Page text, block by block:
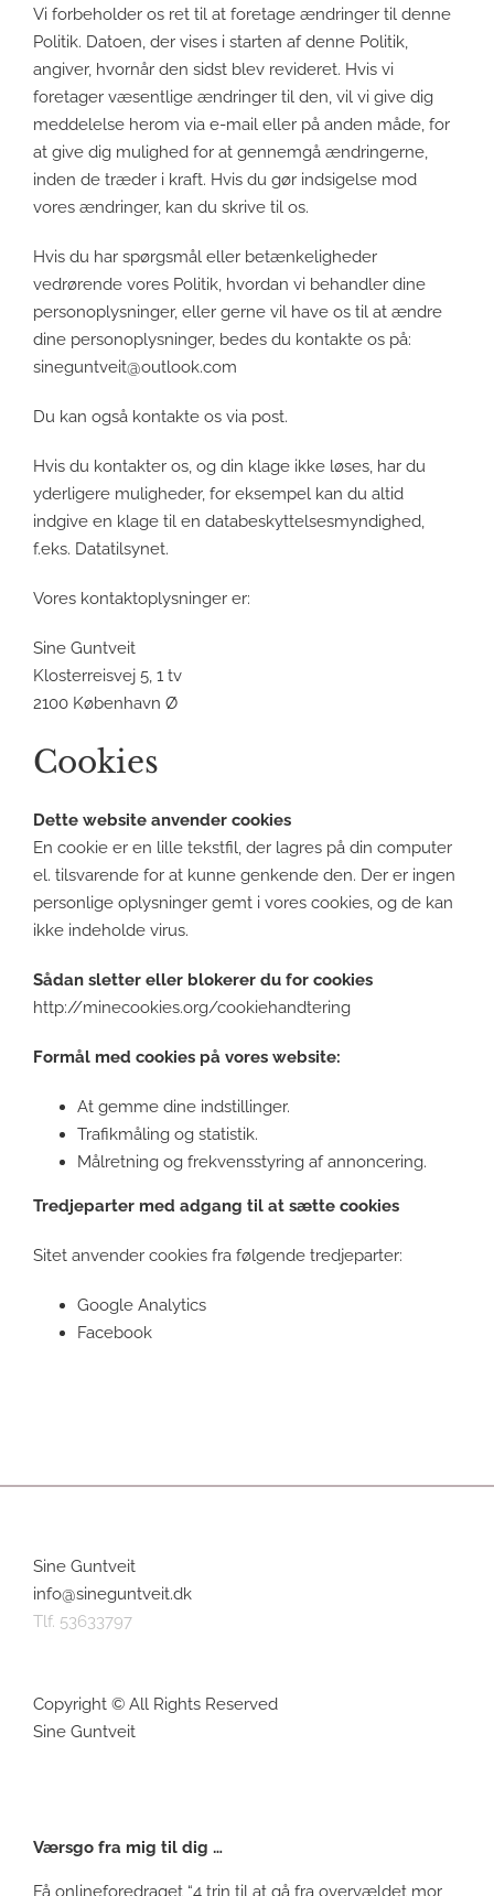
Vi forbeholder os ret til at foretage ændringer til denne
Politik. Datoen, der vises i starten af denne Politik,
angiver, hvornår den sidst blev revideret. Hvis vi
foretager væsentlige ændringer til den, vil vi give dig
meddelelse herom via e-mail eller på anden måde, for
at give dig mulighed for at gennemgå ændringerne,
inden de træder i kraft. Hvis du gør indsigelse mod
vores ændringer, kan du skrive til os.
Hvis du har spørgsmål eller betænkeligheder
vedrørende vores Politik, hvordan vi behandler dine
personoplysninger, eller gerne vil have os til at ændre
dine personoplysninger, bedes du kontakte os på:
sineguntveit@outlook.com
Du kan også kontakte os via post.
Hvis du kontakter os, og din klage ikke løses, har du
yderligere muligheder, for eksempel kan du altid
indgive en klage til en databeskyttelsesmyndighed,
f.eks. Datatilsynet.
Vores kontaktoplysninger er:
Sine Guntveit
Klosterreisvej 5, 1 tv
2100 København Ø
Cookies
Dette website anvender cookies
En cookie er en lille tekstfil, der lagres på din computer
el. tilsvarende for at kunne genkende den. Der er ingen
personlige oplysninger gemt i vores cookies, og de kan
ikke indeholde virus.
Sådan sletter eller blokerer du for cookies
http://minecookies.org/cookiehandtering
Formål med cookies på vores website:
At gemme dine indstillinger.
Trafikmåling og statistik.
Målretning og frekvensstyring af annoncering.
Tredjeparter med adgang til at sætte cookies
Sitet anvender cookies fra følgende tredjeparter:
Google Analytics
Facebook
Sine Guntveit
info@sineguntveit.dk
Tlf. 53633797
Copyright © All Rights Reserved
Sine Guntveit
Værsgo fra mig til dig …
Få onlineforedraget “4 trin til at gå fra overvældet mor,